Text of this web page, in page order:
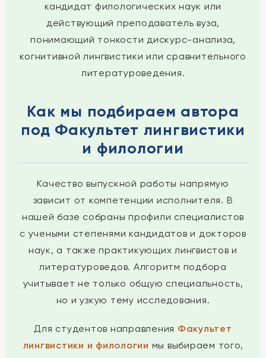
кандидат филологических наук или
действующий преподаватель вуза,
понимающий тонкости дискурс-анализа,
когнитивной лингвистики или сравнительного
литературоведения.
Как мы подбираем автора
под Факультет лингвистики
и филологии
Качество выпускной работы напрямую
зависит от компетенции исполнителя. В
нашей базе собраны профили специалистов
с учеными степенями кандидатов и докторов
наук, а также практикующих лингвистов и
литературоведов. Алгоритм подбора
учитывает не только общую специальность,
но и узкую тему исследования.
Для студентов направления Факультет
лингвистики и филологии мы выбираем того,